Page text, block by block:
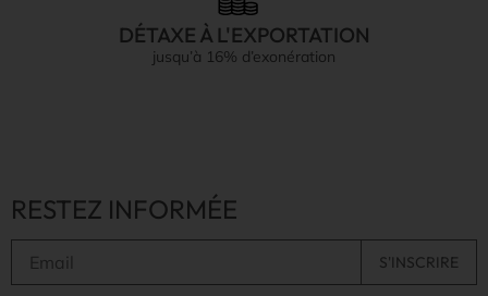
DÉTAXE À L'EXPORTATION
jusqu’à 16% d’exonération
RESTEZ INFORMÉE